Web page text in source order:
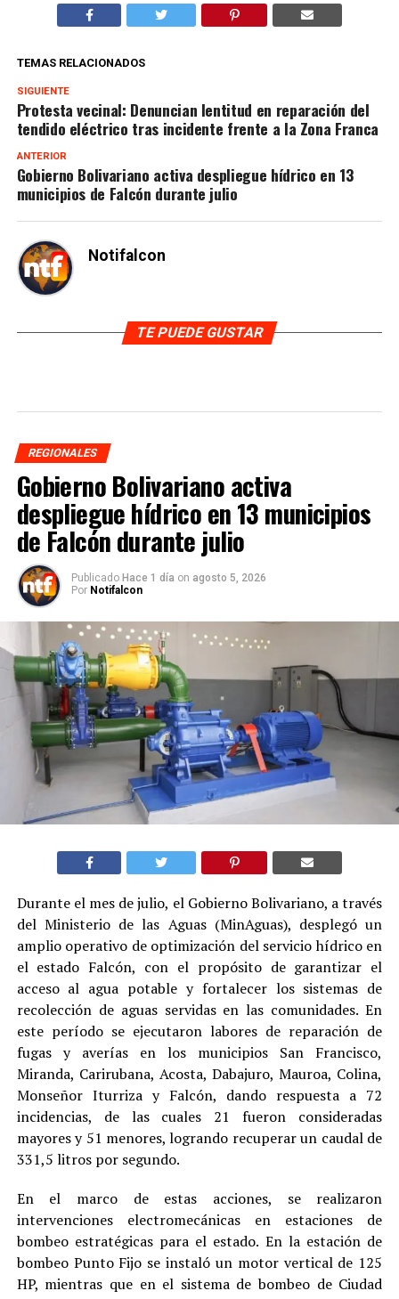
TEMAS RELACIONADOS
SIGUIENTE
Protesta vecinal: Denuncian lentitud en reparación del
tendido eléctrico tras incidente frente a la Zona Franca
ANTERIOR
Gobierno Bolivariano activa despliegue hídrico en 13
municipios de Falcón durante julio
Notifalcon
TE PUEDE GUSTAR
REGIONALES
Gobierno Bolivariano activa
despliegue hídrico en 13 municipios
de Falcón durante julio
Publicado Hace 1 día on agosto 5, 2026
Por Notifalcon
Durante el mes de julio, el Gobierno Bolivariano, a través
del Ministerio de las Aguas (MinAguas), desplegó un
amplio operativo de optimización del servicio hídrico en
el estado Falcón, con el propósito de garantizar el
acceso al agua potable y fortalecer los sistemas de
recolección de aguas servidas en las comunidades. En
este período se ejecutaron labores de reparación de
fugas y averías en los municipios San Francisco,
Miranda, Carirubana, Acosta, Dabajuro, Mauroa, Colina,
Monseñor Iturriza y Falcón, dando respuesta a 72
incidencias, de las cuales 21 fueron consideradas
mayores y 51 menores, logrando recuperar un caudal de
331,5 litros por segundo.
En el marco de estas acciones, se realizaron
intervenciones electromecánicas en estaciones de
bombeo estratégicas para el estado. En la estación de
bombeo Punto Fijo se instaló un motor vertical de 125
HP, mientras que en el sistema de bombeo de Ciudad